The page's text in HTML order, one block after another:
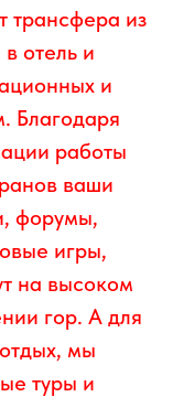
трансфера из
отель и
и
Благодаря
работы
ваши
форумы,
игры,
на высоком
гор. А для
мы
туры и